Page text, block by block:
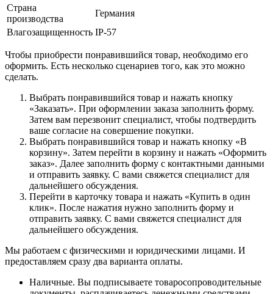
Страна
производства
Германия
Влагозащищенность IP-57
Чтобы приобрести понравившийся товар, необходимо его
оформить. Есть несколько сценариев того, как это можно
сделать.
Выбрать понравившийся товар и нажать кнопку
«Заказать». При оформлении заказа заполнить форму.
Затем вам перезвонит специалист, чтобы подтвердить
ваше согласие на совершение покупки.
Выбрать понравившийся товар и нажать кнопку «В
корзину». Затем перейти в корзину и нажать «Оформить
заказ». Далее заполнить форму с контактными данными
и отправить заявку. С вами свяжется специалист для
дальнейшего обсуждения.
Перейти в карточку товара и нажать «Купить в один
клик». После нажатия нужно заполнить форму и
отправить заявку. С вами свяжется специалист для
дальнейшего обсуждения.
Мы работаем с физическими и юридическими лицами. И
предоставляем сразу два варианта оплаты.
Наличные. Вы подписываете товаросопроводительные